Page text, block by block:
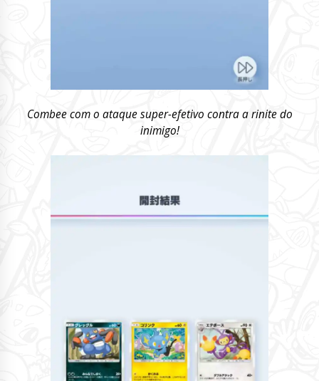
Combee com o ataque super-efetivo contra a rinite do
inimigo!